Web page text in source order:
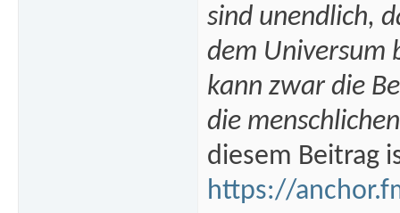
sind unendlich,
dem Universum
kann zwar die
die
diesem Beitrag
https://